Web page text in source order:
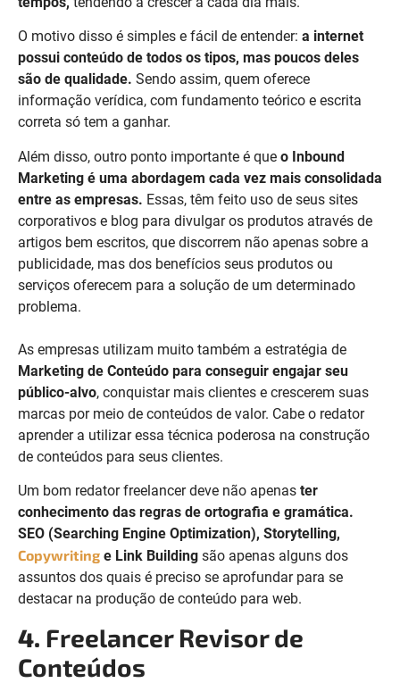
O motivo disso é simples e fácil de entender: a internet
possui conteúdo de todos os tipos, mas poucos deles
são de qualidade. Sendo assim, quem oferece
informação verídica, com fundamento teórico e escrita
correta só tem a ganhar.
Além disso, outro ponto importante é que o Inbound
Marketing é uma abordagem cada vez mais consolidada
entre as empresas. Essas, têm feito uso de seus sites
corporativos e blog para divulgar os produtos através de
artigos bem escritos, que discorrem não apenas sobre a
publicidade, mas dos benefícios seus produtos ou
serviços oferecem para a solução de um determinado
problema.
As empresas utilizam muito também a estratégia de
Marketing de Conteúdo para conseguir engajar seu
público-alvo, conquistar mais clientes e crescerem suas
marcas por meio de conteúdos de valor. Cabe o redator
aprender a utilizar essa técnica poderosa na construção
de conteúdos para seus clientes.
Um bom redator freelancer deve não apenas ter
conhecimento das regras de ortografia e gramática.
SEO (Searching Engine Optimization), Storytelling,
Copywriting e Link Building são apenas alguns dos
assuntos dos quais é preciso se aprofundar para se
destacar na produção de conteúdo para web.
4. Freelancer Revisor de
Conteúdos